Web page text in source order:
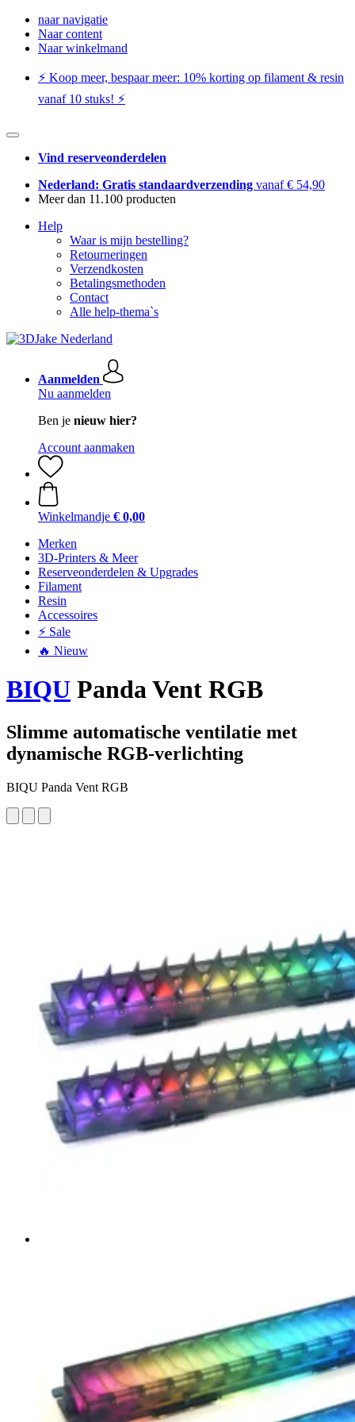
naar navigatie
Naar content
Naar winkelmand
⚡️ Koop meer, bespaar meer: ​​10% korting op filament & resin
vanaf 10 stuks! ⚡️
Vind reserveonderdelen
Nederland: Gratis standaardverzending vanaf € 54,90
Meer dan 11.100 producten
Help
Waar is mijn bestelling?
Retourneringen
Verzendkosten
Betalingsmethoden
Contact
Alle help-thema`s
Aanmelden
Nu aanmelden
Ben je nieuw hier?
Account aanmaken
Winkelmandje € 0,00
Merken
3D-Printers & Meer
Reserveonderdelen & Upgrades
Filament
Resin
Accessoires
⚡ Sale
🔥 Nieuw
BIQU Panda Vent RGB
Slimme automatische ventilatie met
dynamische RGB-verlichting
BIQU Panda Vent RGB